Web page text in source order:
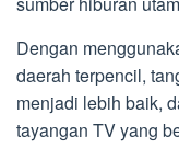
Dengan
daerah terpencil,
menjadi lebih baik,
tayangan TV yang